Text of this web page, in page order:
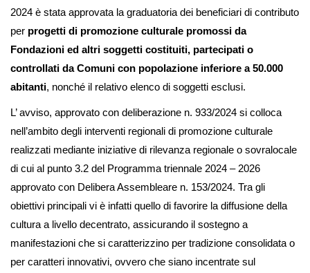
2024 è stata approvata la graduatoria dei beneficiari di contributo
per progetti di promozione culturale promossi da
Fondazioni ed altri soggetti costituiti, partecipati o
controllati da Comuni con popolazione inferiore a 50.000
abitanti, nonché il relativo elenco di soggetti esclusi.
L’ avviso, approvato con deliberazione n. 933/2024 si colloca
nell’ambito degli interventi regionali di promozione culturale
realizzati mediante iniziative di rilevanza regionale o sovralocale
di cui al punto 3.2 del Programma triennale 2024 – 2026
approvato con Delibera Assembleare n. 153/2024. Tra gli
obiettivi principali vi è infatti quello di favorire la diffusione della
cultura a livello decentrato, assicurando il sostegno a
manifestazioni che si caratterizzino per tradizione consolidata o
per caratteri innovativi, ovvero che siano incentrate sul